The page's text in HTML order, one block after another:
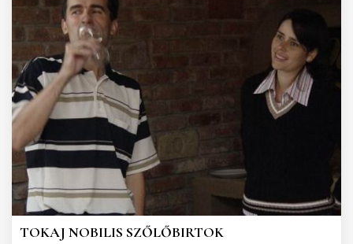
TOKAJ NOBILIS SZŐLŐBIRTOK